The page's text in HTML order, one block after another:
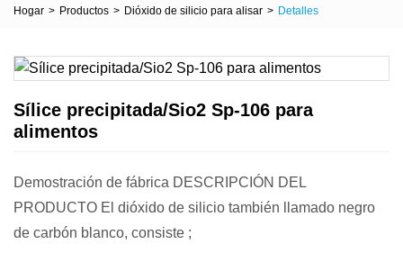
Hogar > Productos > Dióxido de silicio para alisar > Detalles
Sílice precipitada/Sio2 Sp-106 para
alimentos
Demostración de fábrica DESCRIPCIÓN DEL
PRODUCTO El dióxido de silicio también llamado negro
de carbón blanco, consiste ;